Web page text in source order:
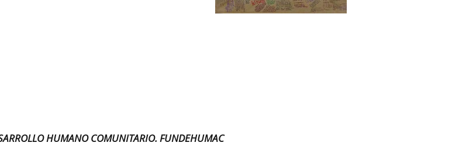
HUMANO COMUNITARIO. FUNDEHUMAC